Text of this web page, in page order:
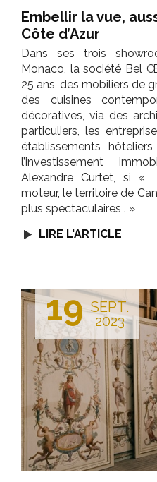
Embellir la vue,
Côte d’Azur
Dans ses trois
Monaco, la société Bel
25 ans, des mobiliers de
des cuisines
décoratives, via des
particuliers, les
établissements
l’investissement
Alexandre Curtet, si
moteur, le territoire de
plus spectaculaires . »
LIRE L'ARTICLE
19 SEPT.
2023